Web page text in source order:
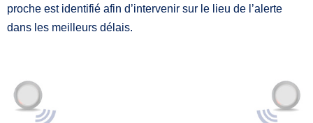
proche est identifié afin d’intervenir sur le lieu de l’alerte
dans les meilleurs délais.